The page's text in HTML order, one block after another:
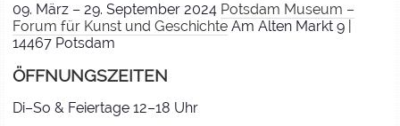
09. März – 29. September 2024 Potsdam Museum –
Forum für Kunst und Geschichte Am Alten Markt 9 |
14467 Potsdam
ÖFFNUNGSZEITEN
Di–So & Feiertage 12–18 Uhr